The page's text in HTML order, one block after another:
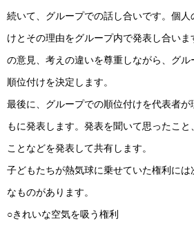
続いて、グループでの話し合いです。個人
けとその理由をグループ内で発表し合いま
の意見、考えの違いを尊重しながら、グル
順位付けを決定します。
最後に、グループでの順位付けを代表者が
もに発表します。発表を聞いて思ったこと
ことなどを発表して共有します。
子どもたちが熱気球に乗せていた権利には
なものがあります。
○きれいな空気を吸う権利